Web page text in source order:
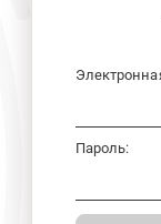
Пароль: